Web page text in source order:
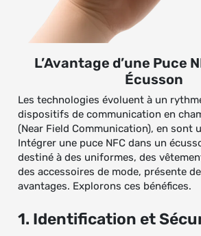
L’Avantage d’une Puce
Écusson
Les technologies évoluent à un
dispositifs de communication en
(Near Field Communication), en sont
Intégrer une puce NFC dans un
destiné à des uniformes, des
des accessoires de mode, présente
avantages. Explorons ces bénéfices.
1. Identification et